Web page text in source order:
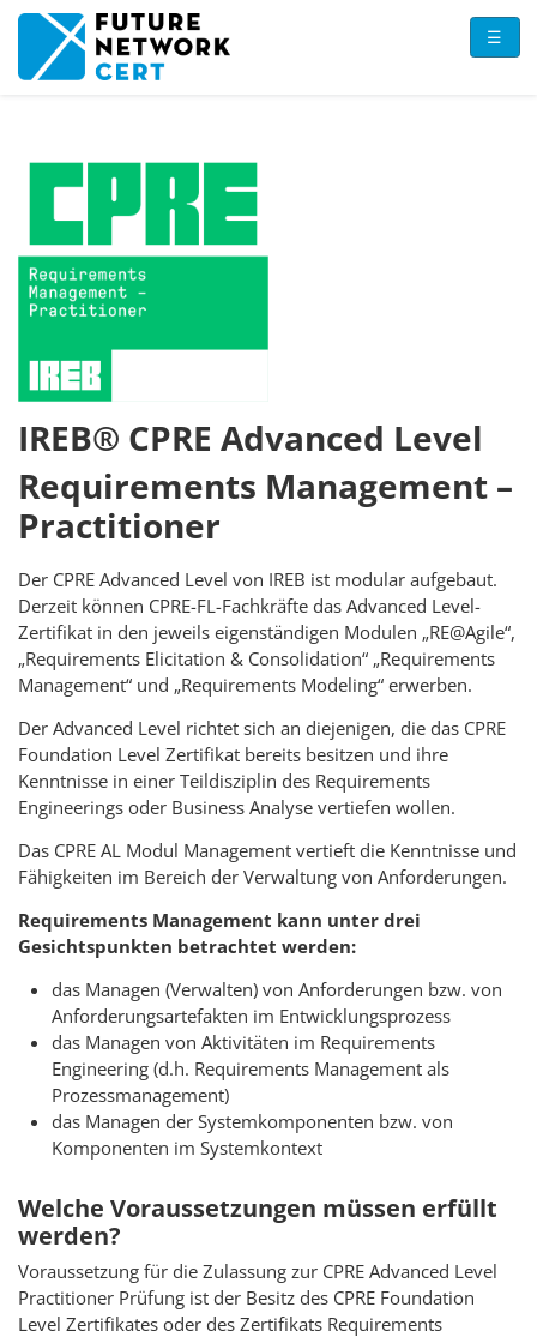
☰
IREB® CPRE Advanced Level
Requirements Management –
Practitioner
Der CPRE Advanced Level von IREB ist modular aufgebaut.
Derzeit können CPRE-FL-Fachkräfte das Advanced Level-
Zertifikat in den jeweils eigenständigen Modulen „RE@Agile“,
„Requirements Elicitation & Consolidation“ „Requirements
Management“ und „Requirements Modeling“ erwerben.
Der Advanced Level richtet sich an diejenigen, die das CPRE
Foundation Level Zertifikat bereits besitzen und ihre
Kenntnisse in einer Teildisziplin des Requirements
Engineerings oder Business Analyse vertiefen wollen.
Das CPRE AL Modul Management vertieft die Kenntnisse und
Fähigkeiten im Bereich der Verwaltung von Anforderungen.
Requirements Management kann unter drei
Gesichtspunkten betrachtet werden:
das Managen (Verwalten) von Anforderungen bzw. von
Anforderungsartefakten im Entwicklungsprozess
das Managen von Aktivitäten im Requirements
Engineering (d.h. Requirements Management als
Prozessmanagement)
das Managen der Systemkomponenten bzw. von
Komponenten im Systemkontext
Welche Voraussetzungen müssen erfüllt
werden?
Voraussetzung für die Zulassung zur CPRE Advanced Level
Practitioner Prüfung ist der Besitz des CPRE Foundation
Level Zertifikates oder des Zertifikats Requirements